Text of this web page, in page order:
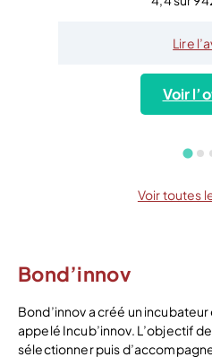
Lire
Voir
Voir toutes
Bond’innov
Bond’innov a créé un
appelé Incub’innov. L’objectif
sélectionner puis